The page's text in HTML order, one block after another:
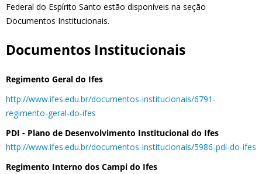
Federal do Espírito Santo estão disponíveis na seção
Documentos Institucionais.
Documentos Institucionais
Regimento Geral do Ifes
http://www.ifes.edu.br/documentos-institucionais/6791-
regimento-geral-do-ifes
PDI - Plano de Desenvolvimento Institucional do Ifes
http://www.ifes.edu.br/documentos-institucionais/5986-pdi-do-ifes
Regimento Interno dos Campi do Ifes